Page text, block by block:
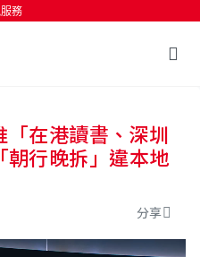
務
始搜尋在港讀書、深圳
行晚拆」違本地
分享